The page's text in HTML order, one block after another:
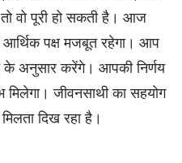
वो पूरी हो सकती है। आज
पक्ष मजबूत रहेगा। आप
अनुसार करेंगे। आपकी निर्णय
मिलेगा। जीवनसाथी का सहयोग
दिख रहा है।